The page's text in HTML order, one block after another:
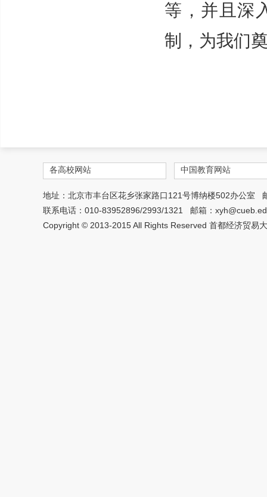
等，并且深
制，为我们
各高校网站 中国教育网站
地址：北京市丰台区花乡张家路口121号博纳楼502办公室
联系电话：010-83952896/2993/1321 邮箱：
Copyright © 2013-2015 All Rights Reserved 首都经济贸易